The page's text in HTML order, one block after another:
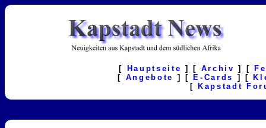
[ Hauptseite ] [ Archiv ] [
[ Angebote ] [ E-Cards ] [
[
Kapstadt